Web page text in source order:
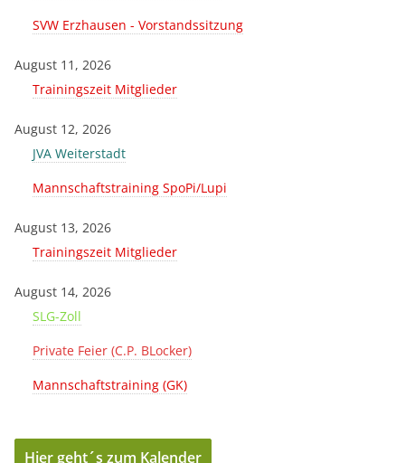
SVW Erzhausen - Vorstandssitzung
August 11, 2026
Trainingszeit Mitglieder
August 12, 2026
JVA Weiterstadt
Mannschaftstraining SpoPi/Lupi
August 13, 2026
Trainingszeit Mitglieder
August 14, 2026
SLG-Zoll
Private Feier (C.P. BLocker)
Mannschaftstraining (GK)
Hier geht´s zum Kalender